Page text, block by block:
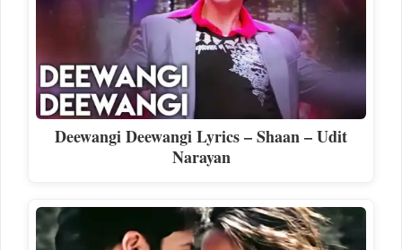
Deewangi Deewangi Lyrics – Shaan – Udit
Narayan